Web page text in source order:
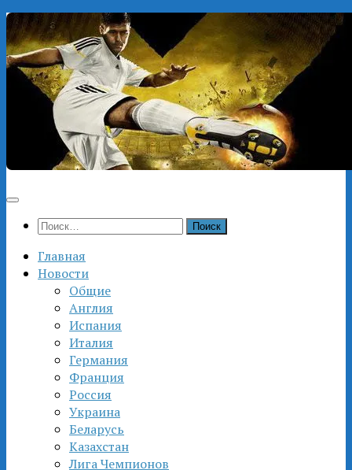
Перейти
к
содержимому
Найти:
Главная
Новости
Общие
Англия
Испания
Италия
Германия
Франция
Россия
Украина
Беларусь
Казахстан
Лига Чемпионов